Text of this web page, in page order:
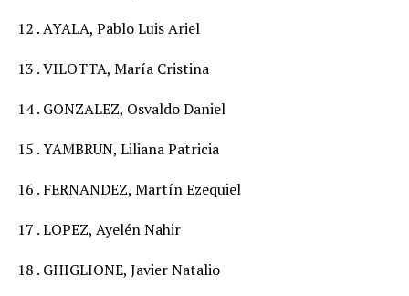
12 . AYALA, Pablo Luis Ariel
13 . VILOTTA, María Cristina
14 . GONZALEZ, Osvaldo Daniel
15 . YAMBRUN, Liliana Patricia
16 . FERNANDEZ, Martín Ezequiel
17 . LOPEZ, Ayelén Nahir
18 . GHIGLIONE, Javier Natalio